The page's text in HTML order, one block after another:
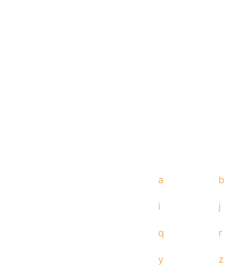
a b
i j
q r
y z